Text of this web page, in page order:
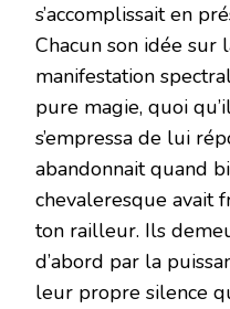
s’accomplissait en
Chacun son idée
manifestation
pure magie, quoi
s’empressa de lui
abandonnait quand
chevaleresque avait
ton railleur. Ils
d’abord par la
leur propre silence